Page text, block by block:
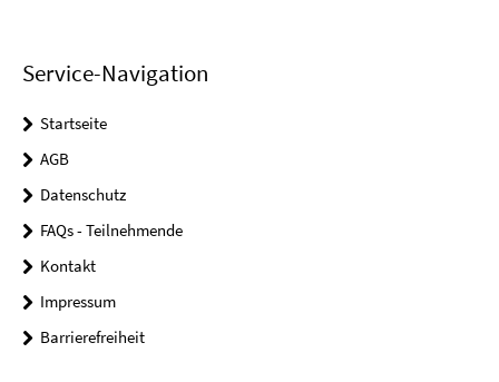
Service-Navigation
Startseite
AGB
Datenschutz
FAQs - Teilnehmende
Kontakt
Impressum
Barrierefreiheit